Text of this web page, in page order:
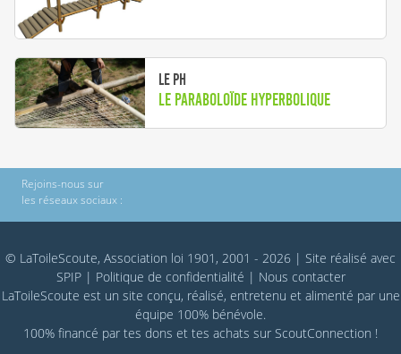
Le PH
Le paraboloïde hyperbolique
Rejoins-nous sur
les réseaux sociaux :
© LaToileScoute, Association loi 1901, 2001 - 2026 | Site réalisé avec
SPIP| Politique de confidentialité | Nous contacter
LaToileScoute est un site conçu, réalisé, entretenu et alimenté par une
équipe 100% bénévole.
100% financé par tes dons et tes achats sur ScoutConnection !